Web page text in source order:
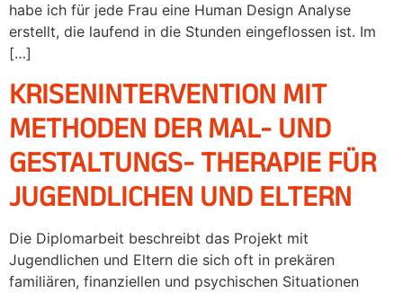
habe ich für jede Frau eine Human Design Analyse
erstellt, die laufend in die Stunden eingeflossen ist. Im
[…]
KRISENINTERVENTION MIT
METHODEN DER MAL- UND
GESTALTUNGS- THERAPIE FÜR
JUGENDLICHEN UND ELTERN
Die Diplomarbeit beschreibt das Projekt mit
Jugendlichen und Eltern die sich oft in prekären
familiären, finanziellen und psychischen Situationen